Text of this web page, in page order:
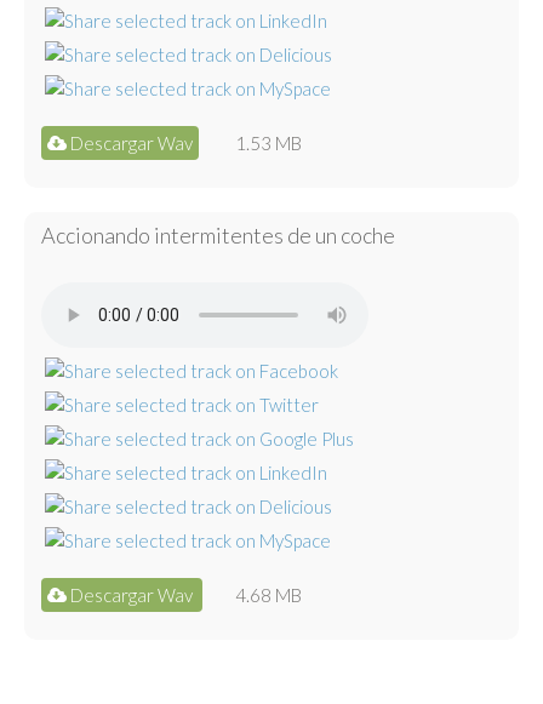
Descargar Wav 1.53 MB
Accionando intermitentes de un coche
Descargar Wav 4.68 MB